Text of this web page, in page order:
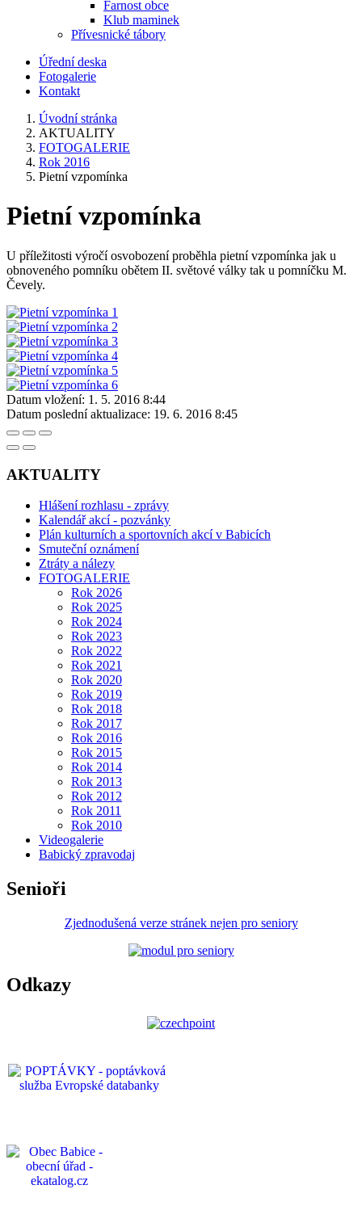
Farnost obce
Klub maminek
Přívesnické tábory
Úřední deska
Fotogalerie
Kontakt
Úvodní stránka
AKTUALITY
FOTOGALERIE
Rok 2016
Pietní vzpomínka
Pietní vzpomínka
U příležitosti výročí osvobození proběhla pietní vzpomínka jak u
obnoveného pomníku obětem II. světové války tak u pomníčku M.
Čevely.
Datum vložení: 1. 5. 2016 8:44
Datum poslední aktualizace: 19. 6. 2016 8:45
AKTUALITY
Hlášení rozhlasu - zprávy
Kalendář akcí - pozvánky
Plán kulturních a sportovních akcí v Babicích
Smuteční oznámení
Ztráty a nálezy
FOTOGALERIE
Rok 2026
Rok 2025
Rok 2024
Rok 2023
Rok 2022
Rok 2021
Rok 2020
Rok 2019
Rok 2018
Rok 2017
Rok 2016
Rok 2015
Rok 2014
Rok 2013
Rok 2012
Rok 2011
Rok 2010
Videogalerie
Babický zpravodaj
Senioři
Zjednodušená verze stránek nejen pro seniory
Odkazy